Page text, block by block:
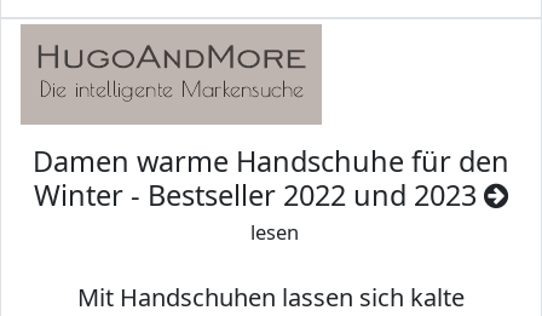
Damen warme Handschuhe für den
Winter - Bestseller 2022 und 2023
lesen
Mit Handschuhen lassen sich kalte